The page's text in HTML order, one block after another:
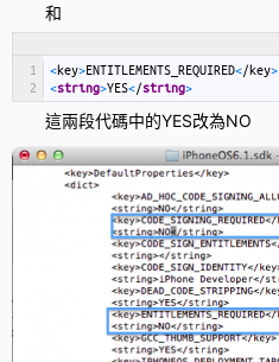
和
1
2
<key>ENTITLEMENTS_REQUIRED</key>
<string>YES</string>
這兩段代碼中的YES改為NO